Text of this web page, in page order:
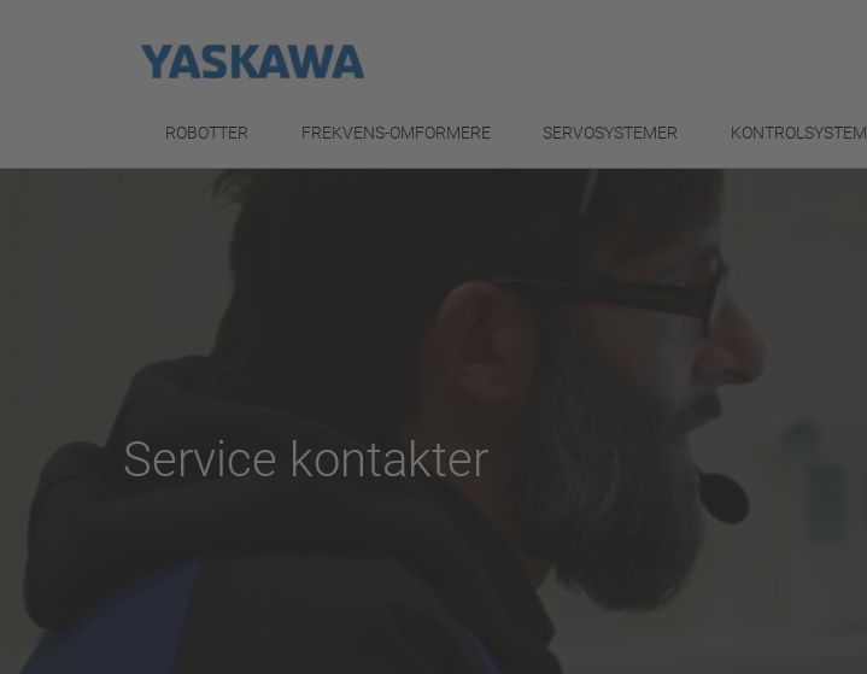
ROBOTTER FREKVENS-OMFORMERE SERVOSYSTEMER KONTROLSYSTEM
Service kontakter